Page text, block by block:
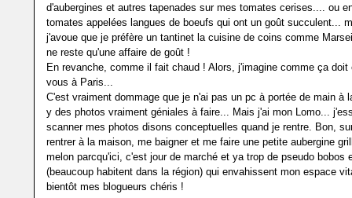
d'aubergines et autres tapenades sur mes tomates cerises.... ou
tomates appelées langues de boeufs qui ont un goût succulent...
j'avoue que je préfère un tantinet la cuisine de coins comme
ne reste qu'une affaire de goût !
En revanche, comme il fait chaud ! Alors, j'imagine comme ça doit
vous à Paris...
C'est vraiment dommage que je n'ai pas un pc à portée de main à
y des photos vraiment géniales à faire... Mais j'ai mon Lomo...
scanner mes photos disons conceptuelles quand je rentre. Bon,
rentrer à la maison, me baigner et me faire une petite aubergine
melon parcqu'ici, c'est jour de marché et ya trop de pseudo bobos
(beaucoup habitent dans la région) qui envahissent mon espace
bientôt mes blogueurs chéris !